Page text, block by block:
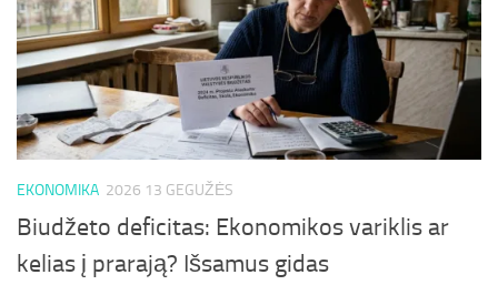
EKONOMIKA 2026 13 GEGUŽĖS
Biudžeto deficitas: Ekonomikos variklis ar
kelias į prarają? Išsamus gidas